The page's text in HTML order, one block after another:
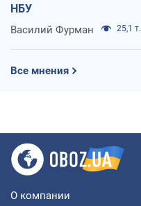
НБУ
Василий Фурман 25,1 т.
Все мнения
О компании